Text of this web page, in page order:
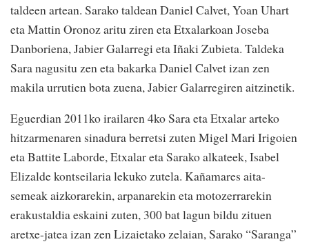
taldeen artean. Sarako taldean Daniel Calvet, Yoan Uhart
eta Mattin Oronoz aritu ziren eta Etxalarkoan Joseba
Danboriena, Jabier Galarregi eta Iñaki Zubieta. Taldeka
Sara nagusitu zen eta bakarka Daniel Calvet izan zen
makila urrutien bota zuena, Jabier Galarregiren aitzinetik.
Eguerdian 2011ko irailaren 4ko Sara eta Etxalar arteko
hitzarmenaren sinadura berretsi zuten Migel Mari Irigoien
eta Battite Laborde, Etxalar eta Sarako alkateek, Isabel
Elizalde kontseilaria lekuko zutela. Kañamares aita-
semeak aizkorarekin, arpanarekin eta motozerrarekin
erakustaldia eskaini zuten, 300 bat lagun bildu zituen
aretxe-jatea izan zen Lizaietako zelaian, Sarako “Saranga”